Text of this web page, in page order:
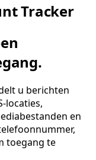
Tracker
u berichten
locaties,
en
toegang te